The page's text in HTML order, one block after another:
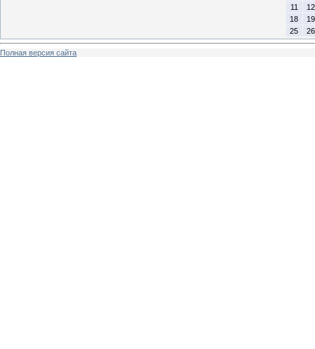
11
12
18
19
25
26
Полная версия сайта